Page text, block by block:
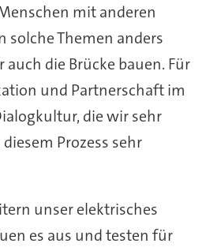
mit anderen
solche Themen anders
auch die Brücke bauen. Für
und Partnerschaft im
die wir sehr
Prozess sehr
unser elektrisches
es aus und testen für